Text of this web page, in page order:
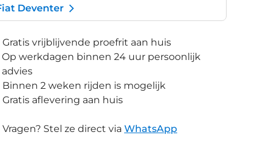
Deventer
Gratis vrijblijvende proefrit aan huis
Op werkdagen binnen 24 uur persoonlijk
advies
Binnen 2 weken rijden is mogelijk
Gratis aflevering aan huis
Vragen? Stel ze direct via WhatsApp